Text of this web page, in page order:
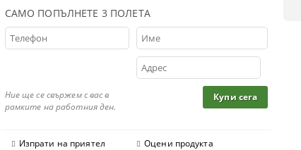
САМО ПОПЪЛНЕТЕ 3 ПОЛЕТА
Ние ще се свържем с вас в
рамките на работния ден.
Изпрати на приятел Оцени продукта